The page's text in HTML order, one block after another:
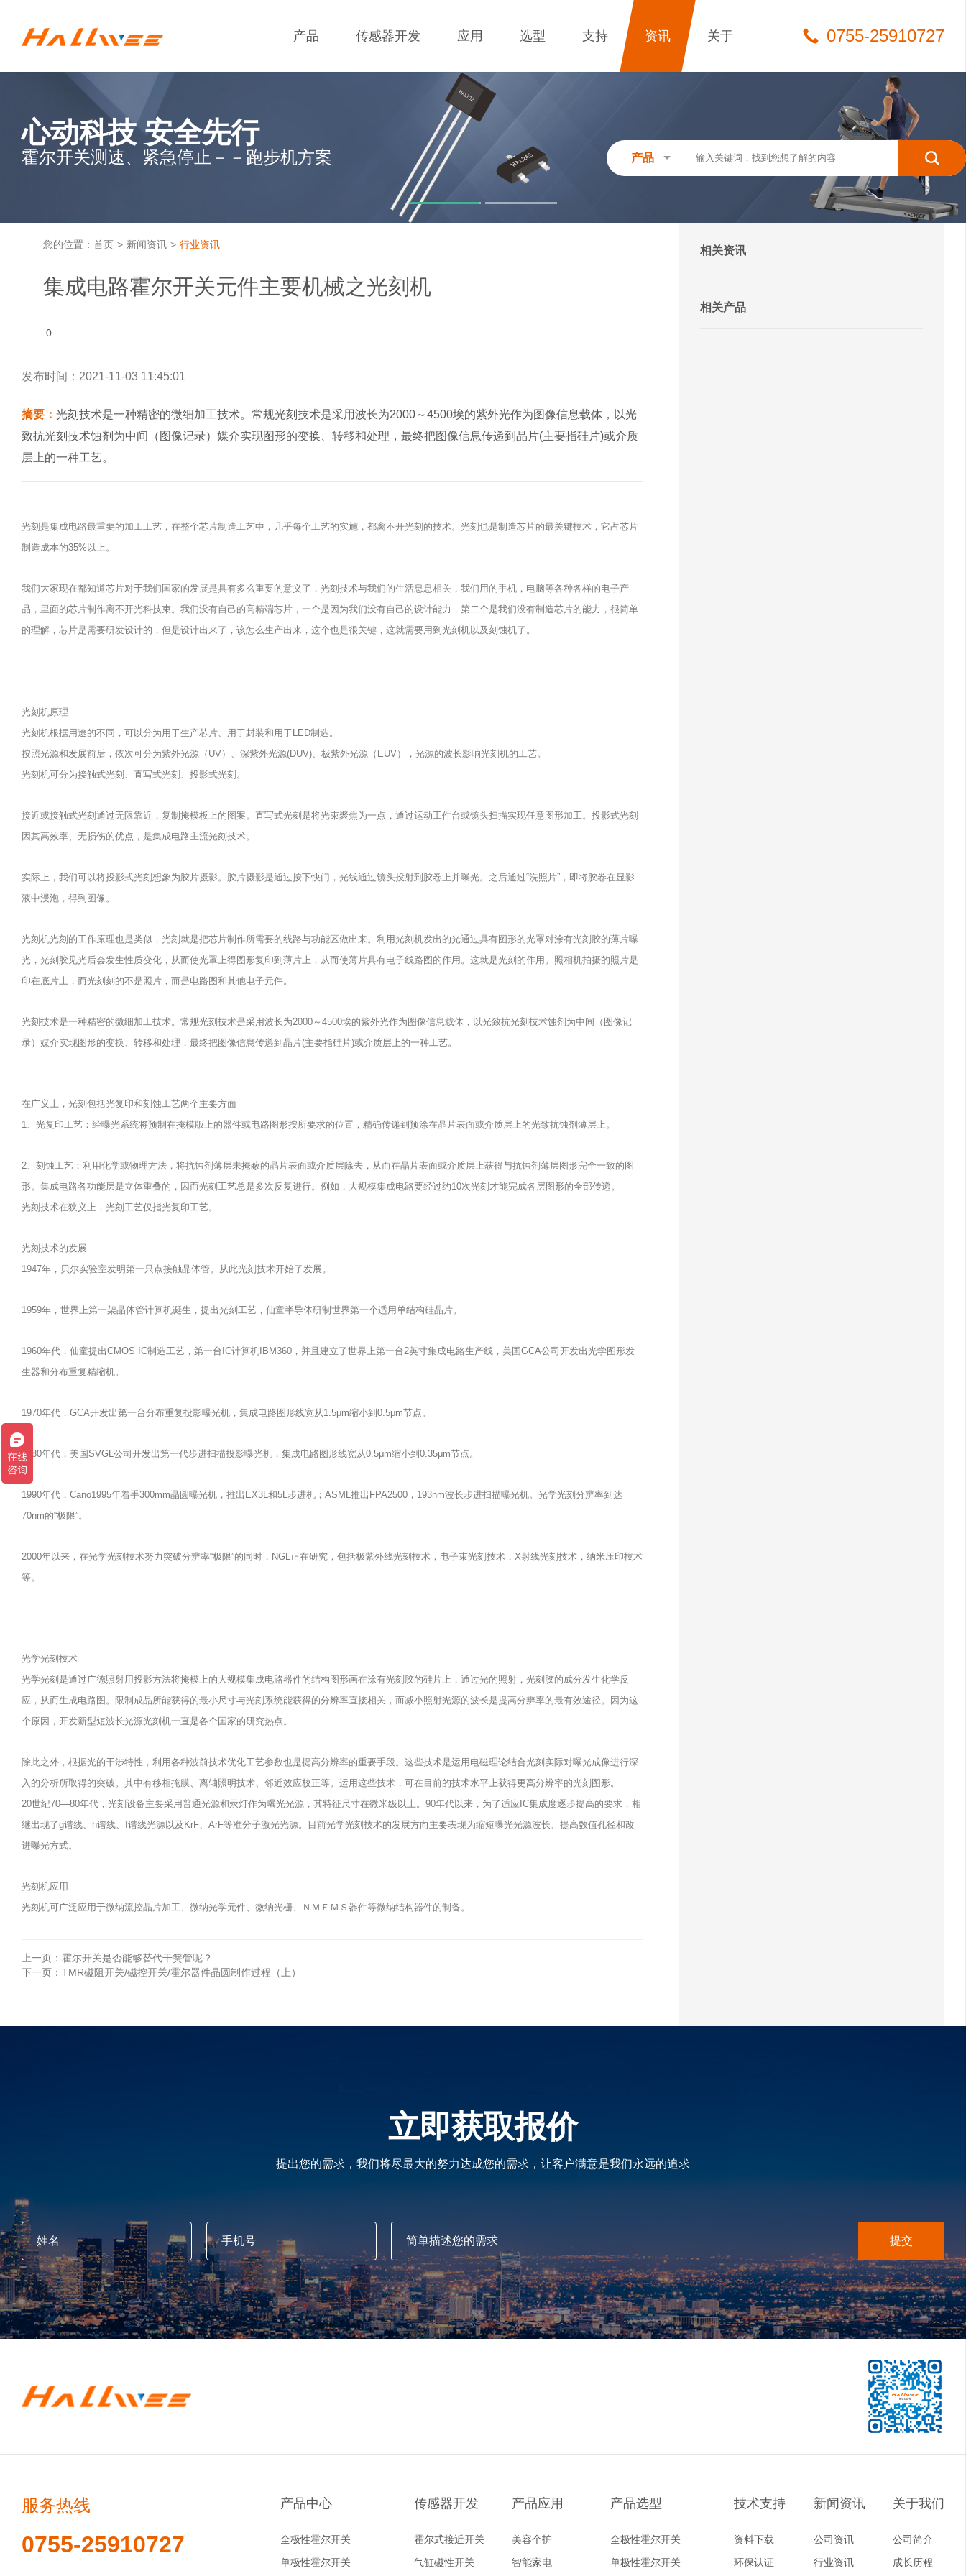
产品 传感器开发 应用 选型 支持 资讯 关于 0755-25910727
爱美 是女人的天性－－美容喷雾
超低功耗霍尔开关
产品
您的位置： 首页 > 新闻资讯 > 行业资讯
集成电路霍尔开关元件主要机械之光刻机
0
发布时间：2021-11-03 11:45:01
摘要： 光刻技术是一种精密的微细加工技术。常规光刻技术是采用波长为2000～4500埃的紫外光作为图像信息载体，以光
致抗光刻技术蚀剂为中间（图像记录）媒介实现图形的变换、转移和处理，最终把图像信息传递到晶片(主要指硅片)或介质
层上的一种工艺。
光刻是集成电路最重要的加工工艺，在整个芯片制造工艺中，几乎每个工艺的实施，都离不开光刻的技术。光刻也是制造芯片的最关键技术，它占芯片
制造成本的35%以上。
我们大家现在都知道芯片对于我们国家的发展是具有多么重要的意义了，光刻技术与我们的生活息息相关，我们用的手机，电脑等各种各样的电子产
品，里面的芯片制作离不开光科技束。我们没有自己的高精端芯片，一个是因为我们没有自己的设计能力，第二个是我们没有制造芯片的能力，很简单
的理解，芯片是需要研发设计的，但是设计出来了，该怎么生产出来，这个也是很关键，这就需要用到光刻机以及刻蚀机了。
光刻机原理
光刻机根据用途的不同，可以分为用于生产芯片、用于封装和用于LED制造。
按照光源和发展前后，依次可分为紫外光源（UV）、深紫外光源(DUV)、极紫外光源（EUV），光源的波长影响光刻机的工艺。
光刻机可分为接触式光刻、直写式光刻、投影式光刻。
接近或接触式光刻通过无限靠近，复制掩模板上的图案。直写式光刻是将光束聚焦为一点，通过运动工件台或镜头扫描实现任意图形加工。投影式光刻
因其高效率、无损伤的优点，是集成电路主流光刻技术。
实际上，我们可以将投影式光刻想象为胶片摄影。胶片摄影是通过按下快门，光线通过镜头投射到胶卷上并曝光。之后通过“洗照片”，即将胶卷在显影
液中浸泡，得到图像。
光刻机光刻的工作原理也是类似，光刻就是把芯片制作所需要的线路与功能区做出来。利用光刻机发出的光通过具有图形的光罩对涂有光刻胶的薄片曝
光，光刻胶见光后会发生性质变化，从而使光罩上得图形复印到薄片上，从而使薄片具有电子线路图的作用。这就是光刻的作用。照相机拍摄的照片是
印在底片上，而光刻刻的不是照片，而是电路图和其他电子元件。
光刻技术是一种精密的微细加工技术。常规光刻技术是采用波长为2000～4500埃的紫外光作为图像信息载体，以光致抗光刻技术蚀剂为中间（图像记
录）媒介实现图形的变换、转移和处理，最终把图像信息传递到晶片(主要指硅片)或介质层上的一种工艺。
在广义上，光刻包括光复印和刻蚀工艺两个主要方面
1、光复印工艺：经曝光系统将预制在掩模版上的器件或电路图形按所要求的位置，精确传递到预涂在晶片表面或介质层上的光致抗蚀剂薄层上。
2、刻蚀工艺：利用化学或物理方法，将抗蚀剂薄层未掩蔽的晶片表面或介质层除去，从而在晶片表面或介质层上获得与抗蚀剂薄层图形完全一致的图
形。集成电路各功能层是立体重叠的，因而光刻工艺总是多次反复进行。例如，大规模集成电路要经过约10次光刻才能完成各层图形的全部传递。
光刻技术在狭义上，光刻工艺仅指光复印工艺。
光刻技术的发展
1947年，贝尔实验室发明第一只点接触晶体管。从此光刻技术开始了发展。
1959年，世界上第一架晶体管计算机诞生，提出光刻工艺，仙童半导体研制世界第一个适用单结构硅晶片。
1960年代，仙童提出CMOS IC制造工艺，第一台IC计算机IBM360，并且建立了世界上第一台2英寸集成电路生产线，美国GCA公司开发出光学图形发
生器和分布重复精缩机。
1970年代，GCA开发出第一台分布重复投影曝光机，集成电路图形线宽从1.5μm缩小到0.5μm节点。
1980年代，美国SVGL公司开发出第一代步进扫描投影曝光机，集成电路图形线宽从0.5μm缩小到0.35μm节点。
1990年代，Cano1995年着手300mm晶圆曝光机，推出EX3L和5L步进机；ASML推出FPA2500，193nm波长步进扫描曝光机。光学光刻分辨率到达
70nm的“极限”。
2000年以来，在光学光刻技术努力突破分辨率“极限”的同时，NGL正在研究，包括极紫外线光刻技术，电子束光刻技术，X射线光刻技术，纳米压印技术
等。
光学光刻技术
光学光刻是通过广德照射用投影方法将掩模上的大规模集成电路器件的结构图形画在涂有光刻胶的硅片上，通过光的照射，光刻胶的成分发生化学反
应，从而生成电路图。限制成品所能获得的最小尺寸与光刻系统能获得的分辨率直接相关，而减小照射光源的波长是提高分辨率的最有效途径。因为这
个原因，开发新型短波长光源光刻机一直是各个国家的研究热点。
除此之外，根据光的干涉特性，利用各种波前技术优化工艺参数也是提高分辨率的重要手段。这些技术是运用电磁理论结合光刻实际对曝光成像进行深
入的分析所取得的突破。其中有移相掩膜、离轴照明技术、邻近效应校正等。运用这些技术，可在目前的技术水平上获得更高分辨率的光刻图形。
20世纪70—80年代，光刻设备主要采用普通光源和汞灯作为曝光光源，其特征尺寸在微米级以上。90年代以来，为了适应IC集成度逐步提高的要求，相
继出现了g谱线、h谱线、I谱线光源以及KrF、ArF等准分子激光光源。目前光学光刻技术的发展方向主要表现为缩短曝光光源波长、提高数值孔径和改
进曝光方式。
光刻机应用
光刻机可广泛应用于微纳流控晶片加工、微纳光学元件、微纳光栅、ＮＭＥＭＳ器件等微纳结构器件的制备。
上一页： 霍尔开关是否能够替代干簧管呢？
下一页： TMR磁阻开关/磁控开关/霍尔器件晶圆制作过程（上）
相关资讯
相关产品
立即获取报价
提出您的需求，我们将尽最大的努力达成您的需求，让客户满意是我们永远的追求
提交
服务热线
0755-25910727
产品中心
全极性霍尔开关
单极性霍尔开关
传感器开发
霍尔式接近开关
气缸磁性开关
产品应用
美容个护
智能家电
产品选型
全极性霍尔开关
单极性霍尔开关
技术支持
资料下载
环保认证
新闻资讯
公司资讯
行业资讯
关于我们
公司简介
成长历程